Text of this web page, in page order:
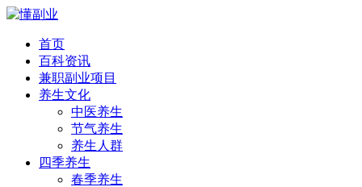
首页
百科资讯
兼职副业项目
养生文化
中医养生
节气养生
养生人群
四季养生
春季养生